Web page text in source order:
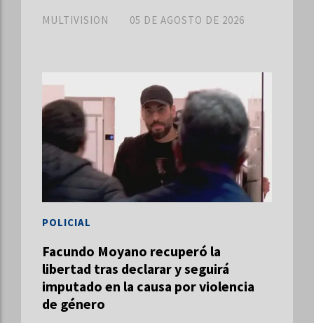
MULTIVISION 05 DE AGOSTO DE 2026
Facundo Moyano recuperó la
libertad tras declarar y seguirá
imputado en la causa por violencia
de género
POLICIAL